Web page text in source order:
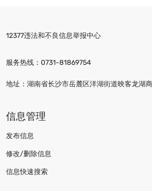
12377违法和不良信息举报中心
服务热线： 0731-81869754
地址：湖南省长沙市岳麓区洋湖街道映客龙湖
信息管理
发布信息
修改/删除信息
信息快速搜索